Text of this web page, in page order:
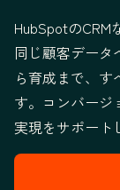
HubSpotの
同じ顧客デー
ら育成まで、
す。コンバージ
実現をサポート